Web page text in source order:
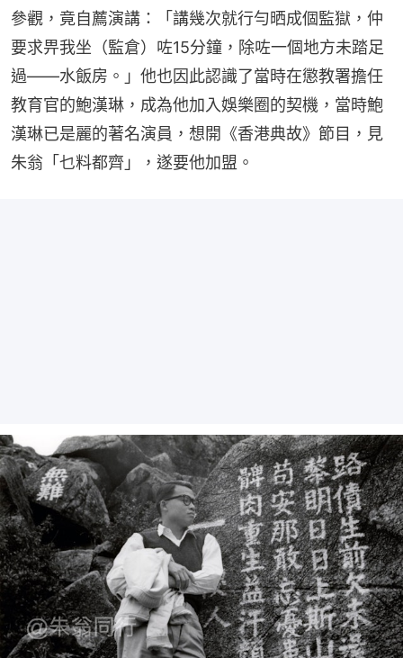
參觀，竟自薦演講：「講幾次就行勻晒成個監獄，仲
要求畀我坐（監倉）咗15分鐘，除咗一個地方未踏足
過——水飯房。」他也因此認識了當時在懲教署擔任
教育官的鮑漢琳，成為他加入娛樂圈的契機，當時鮑
漢琳已是麗的著名演員，想開《香港典故》節目，見
朱翁「乜料都齊」，遂要他加盟。